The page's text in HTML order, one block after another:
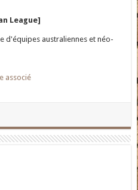
League]
d'équipes australiennes et néo-
associé